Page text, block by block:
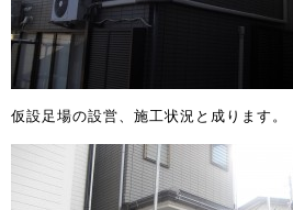
仮設足場の設営、施工状況と成ります。